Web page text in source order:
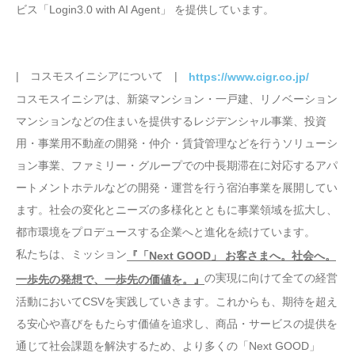
ビス「Login3.0 with AI Agent」 を提供しています。
| コスモスイニシアについて | https://www.cigr.co.jp/
コスモスイニシアは、新築マンション・一戸建、リノベーション
マンションなどの住まいを提供するレジデンシャル事業、投資
用・事業用不動産の開発・仲介・賃貸管理などを行うソリューシ
ョン事業、ファミリー・グループでの中長期滞在に対応するアパ
ートメントホテルなどの開発・運営を行う宿泊事業を展開してい
ます。社会の変化とニーズの多様化とともに事業領域を拡大し、
都市環境をプロデュースする企業へと進化を続けています。
私たちは、ミッション 『「Next GOOD」 お客さまへ。社会へ。
⼀歩先の発想で、⼀歩先の価値を。』 の実現に向けて全ての経営
活動においてCSVを実践していきます。これからも、期待を超え
る安心や喜びをもたらす価値を追求し、商品・サービスの提供を
通じて社会課題を解決するため、より多くの「Next GOOD」